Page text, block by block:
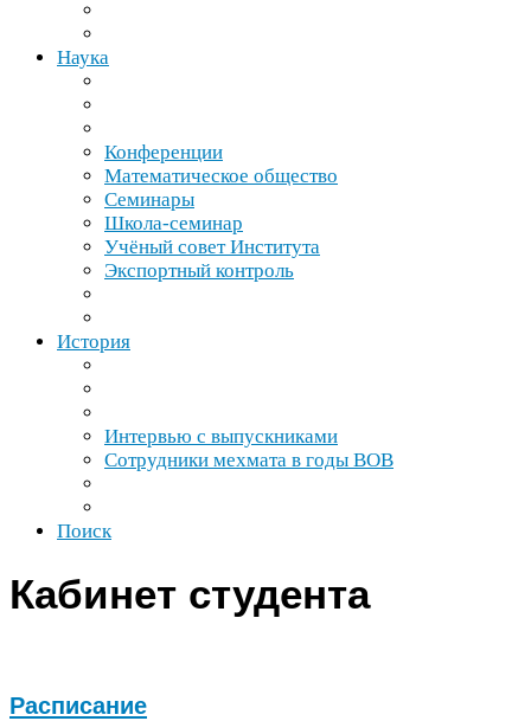
Наука
Конференции
Математическое общество
Семинары
Школа-​семинар
Учёный совет Института
Экспортный контроль
История
Интервью с выпускниками
Сотрудники мехмата в годы ВОВ
Поиск
Кабинет студента
Расписание